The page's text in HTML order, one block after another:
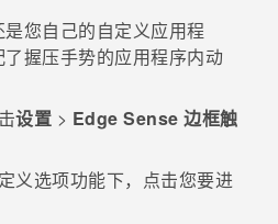
您自己的自定义应用程
握压手势的应用程序内动
设置 > Edge Sense 边框触
义选项功能下，点击您要进